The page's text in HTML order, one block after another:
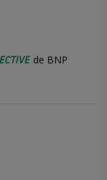
de BNP